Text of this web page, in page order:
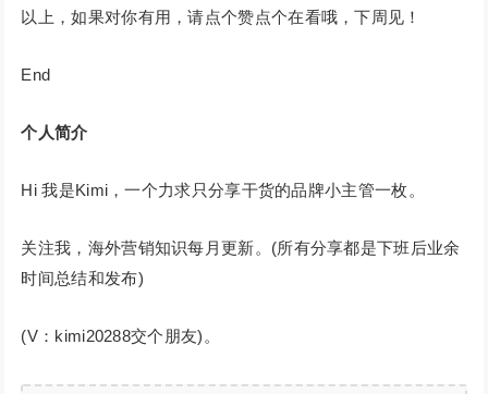
以上，如果对你有用，请点个赞点个在看哦，下周见！
End
个人简介
Hi 我是Kimi，一个力求只分享干货的品牌小主管一枚。
关注我，海外营销知识每月更新。(所有分享都是下班后业余
时间总结和发布)
(V：kimi20288交个朋友)。